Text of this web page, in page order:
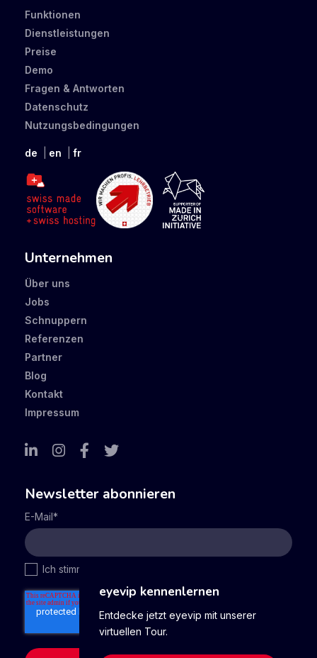
eyevip kennenlernen
Entdecke jetzt eyevip mit unserer
virtuellen Tour.
Funktionen
Dienstleistungen
Preise
Demo
Fragen & Antworten
Datenschutz
Nutzungsbedingungen
de en fr
Unternehmen
Über uns
Jobs
Schnuppern
Referenzen
Partner
Blog
Kontakt
Impressum
Newsletter abonnieren
E-Mail*
Ich stimme den